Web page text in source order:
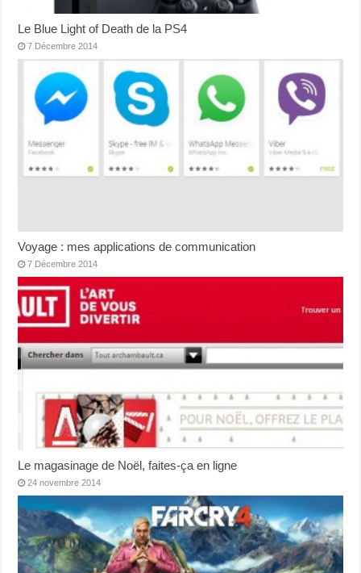
Le Blue Light of Death de la PS4
7 Décembre 2014
Voyage : mes applications de communication
7 Décembre 2014
Le magasinage de Noël, faites-ça en ligne
24 novembre 2014